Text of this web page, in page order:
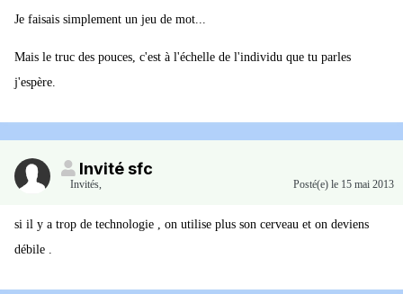
Je faisais simplement un jeu de mot...
Mais le truc des pouces, c'est à l'échelle de l'individu que tu parles
j'espère.
Invité sfc
Invités, Posté(e) le 15 mai 2013
si il y a trop de technologie , on utilise plus son cerveau et on deviens
débile .